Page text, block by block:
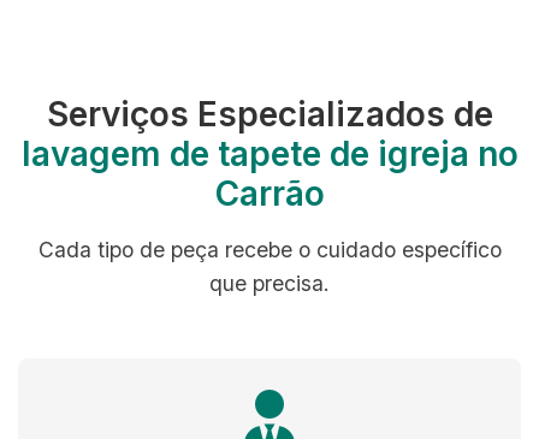
Serviços Especializados de
lavagem de tapete de igreja no
Carrão
Cada tipo de peça recebe o cuidado específico
que precisa.